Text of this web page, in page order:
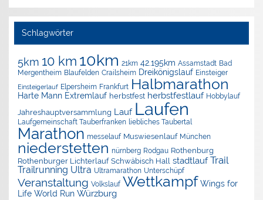
Schlagwörter
5km 10 km 10km 21km 42.195km Assamstadt Bad
Mergentheim Blaufelden Crailsheim Dreikönigslauf Einsteiger
Einsteigerlauf Elpersheim Frankfurt Halbmarathon
Harte Mann Extremlauf herbstfest herbstfestlauf Hobbylauf
Jahreshauptversammlung Lauf Laufen
Laufgemeinschaft Tauberfranken liebliches Taubertal
Marathon messelauf Muswiesenlauf München
niederstetten nürnberg Rodgau Rothenburg
Rothenburger Lichterlauf Schwäbisch Hall stadtlauf Trail
Trailrunning Ultra Ultramarathon Unterschüpf
Veranstaltung Volkslauf Wettkampf Wings for
Life World Run Würzburg